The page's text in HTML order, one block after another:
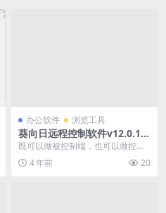
办公软件 浏览工具
葵向日远程控制软件v12.0.1.4
0571_x64绿色单文件官方版
既可以做被控制端，也可以做控制
端，新版本貌似已经不行了，这个
可以试下。 [c-d...
4 年前 20